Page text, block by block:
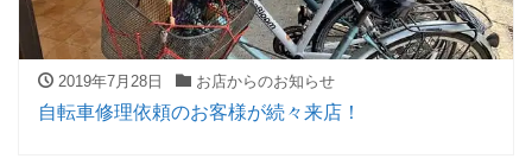
2019年7月28日 お店からのお知らせ
自転車修理依頼のお客様が続々来店！